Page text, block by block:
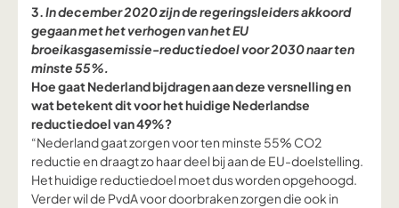
3.In december 2020 zijn de regeringsleiders akkoord
gegaan met het verhogen van het EU
broeikasgasemissie-reductiedoel voor 2030 naar ten
minste 55%.
Hoe gaat Nederland bijdragen aan deze versnelling en
wat betekent dit voor het huidige Nederlandse
reductiedoel van 49%?
“Nederland gaat zorgen voor ten minste 55% CO2
reductie en draagt zo haar deel bij aan de EU-doelstelling.
Het huidige reductiedoel moet dus worden opgehoogd.
Verder wil de PvdA voor doorbraken zorgen die ook in